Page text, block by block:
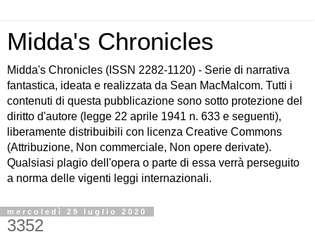
Midda's Chronicles
Midda's Chronicles (ISSN 2282-1120) - Serie di narrativa
fantastica, ideata e realizzata da Sean MacMalcom. Tutti i
contenuti di questa pubblicazione sono sotto protezione del
diritto d'autore (legge 22 aprile 1941 n. 633 e seguenti),
liberamente distribuibili con licenza Creative Commons
(Attribuzione, Non commerciale, Non opere derivate).
Qualsiasi plagio dell'opera o parte di essa verrà perseguito
a norma delle vigenti leggi internazionali.
mercoledì 29 luglio 2020
3352